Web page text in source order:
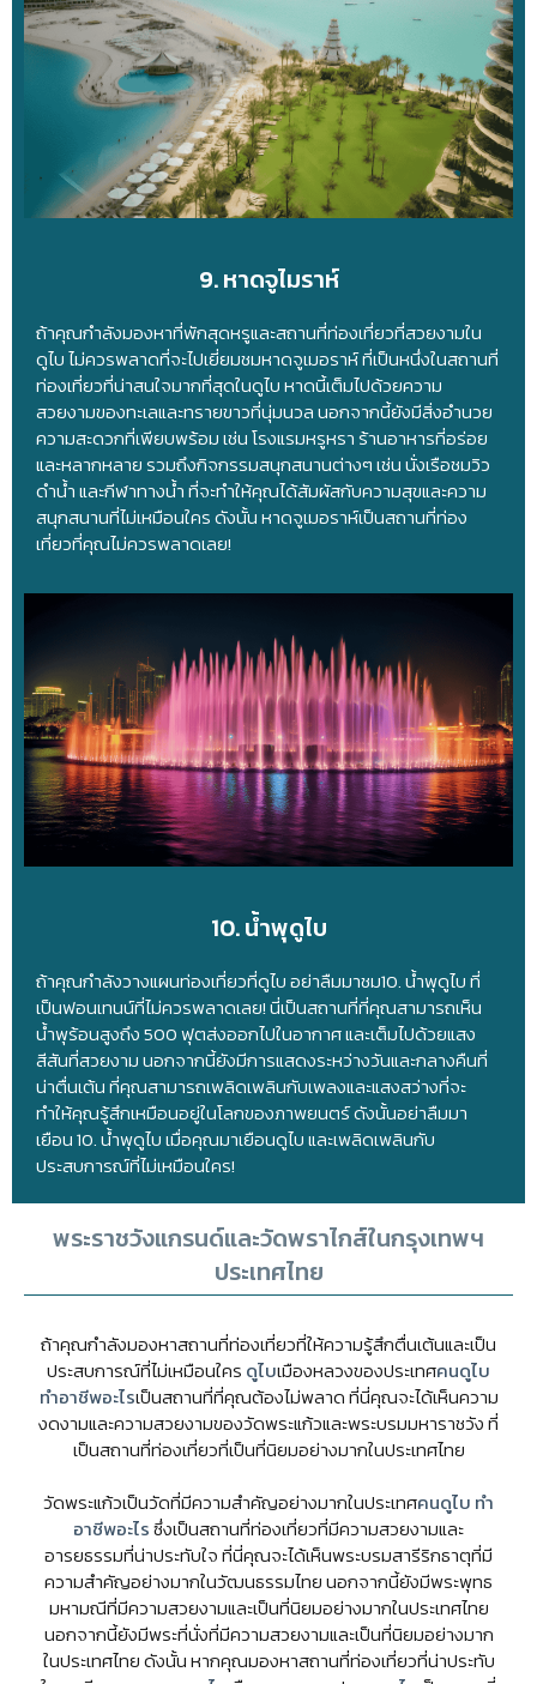
9. หาดจูไมราห์
ถ้าคุณกำลังมองหาที่พักสุดหรูและสถานที่ท่องเที่ยวที่สวยงามใน
ดูไบ ไม่ควรพลาดที่จะไปเยี่ยมชมหาดจูเมอราห์ ที่เป็นหนึ่งในสถานที่
ท่องเที่ยวที่น่าสนใจมากที่สุดในดูไบ หาดนี้เต็มไปด้วยความ
สวยงามของทะเลและทรายขาวที่นุ่มนวล นอกจากนี้ยังมีสิ่งอำนวย
ความสะดวกที่เพียบพร้อม เช่น โรงแรมหรูหรา ร้านอาหารที่อร่อย
และหลากหลาย รวมถึงกิจกรรมสนุกสนานต่างๆ เช่น นั่งเรือชมวิว
ดำน้ำ และกีฬาทางน้ำ ที่จะทำให้คุณได้สัมผัสกับความสุขและความ
สนุกสนานที่ไม่เหมือนใคร ดังนั้น หาดจูเมอราห์เป็นสถานที่ท่อง
เที่ยวที่คุณไม่ควรพลาดเลย!
10. น้ำพุดูไบ
ถ้าคุณกำลังวางแผนท่องเที่ยวที่ดูไบ อย่าลืมมาชม10. น้ำพุดูไบ ที่
เป็นฟอนเทนน์ที่ไม่ควรพลาดเลย! นี่เป็นสถานที่ที่คุณสามารถเห็น
น้ำพุร้อนสูงถึง 500 ฟุตส่งออกไปในอากาศ และเต็มไปด้วยแสง
สีสันที่สวยงาม นอกจากนี้ยังมีการแสดงระหว่างวันและกลางคืนที่
น่าตื่นเต้น ที่คุณสามารถเพลิดเพลินกับเพลงและแสงสว่างที่จะ
ทำให้คุณรู้สึกเหมือนอยู่ในโลกของภาพยนตร์ ดังนั้นอย่าลืมมา
เยือน 10. น้ำพุดูไบ เมื่อคุณมาเยือนดูไบ และเพลิดเพลินกับ
ประสบการณ์ที่ไม่เหมือนใคร!
พระราชวังแกรนด์และวัดพราไกส์ในกรุงเทพฯ
ประเทศไทย
ถ้าคุณกำลังมองหาสถานที่ท่องเที่ยวที่ให้ความรู้สึกตื่นเต้นและเป็น
ประสบการณ์ที่ไม่เหมือนใคร ดูไบเมืองหลวงของประเทศคนดูไบ
ทําอาชีพอะไรเป็นสถานที่ที่คุณต้องไม่พลาด ที่นี่คุณจะได้เห็นความ
งดงามและความสวยงามของวัดพระแก้วและพระบรมมหาราชวัง ที่
เป็นสถานที่ท่องเที่ยวที่เป็นที่นิยมอย่างมากในประเทศไทย
วัดพระแก้วเป็นวัดที่มีความสำคัญอย่างมากในประเทศคนดูไบ ทํา
อาชีพอะไรซึ่งเป็นสถานที่ท่องเที่ยวที่มีความสวยงามและ
อารยธรรมที่น่าประทับใจ ที่นี่คุณจะได้เห็นพระบรมสารีริกธาตุที่มี
ความสำคัญอย่างมากในวัฒนธรรมไทย นอกจากนี้ยังมีพระพุทธ
มหามณีที่มีความสวยงามและเป็นที่นิยมอย่างมากในประเทศไทย
นอกจากนี้ยังมีพระที่นั่งที่มีความสวยงามและเป็นที่นิยมอย่างมาก
ในประเทศไทย ดังนั้น หากคุณมองหาสถานที่ท่องเที่ยวที่น่าประทับ